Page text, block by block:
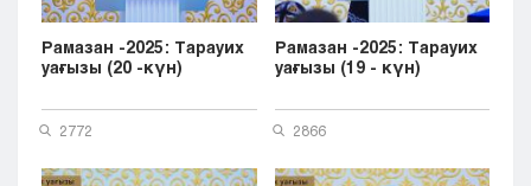
Рамазан -2025: Тарауих
уағызы (20 -күн)
2772
Рамазан -2025: Тарауих
уағызы (19 - күн)
2866